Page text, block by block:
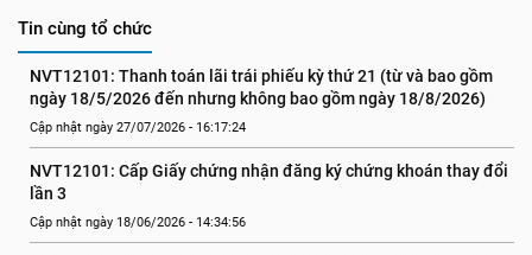
Tin cùng tổ chức
NVT12101: Thanh toán lãi trái phiếu kỳ thứ 21 (từ và bao gồm
ngày 18/5/2026 đến nhưng không bao gồm ngày 18/8/2026)
Cập nhật ngày 27/07/2026 - 16:17:24
NVT12101: Cấp Giấy chứng nhận đăng ký chứng khoán thay đổi
lần 3
Cập nhật ngày 18/06/2026 - 14:34:56